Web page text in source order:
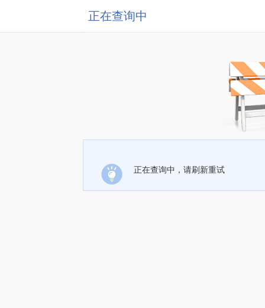
正在查询中
正在查询中，请刷新重试